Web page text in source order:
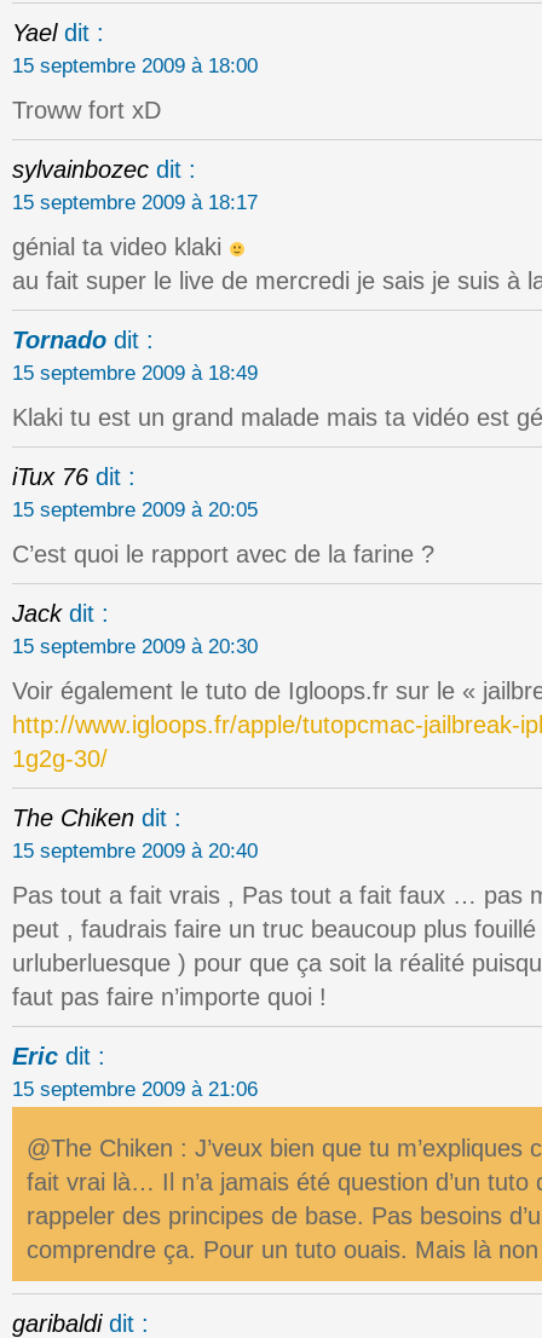
Yael dit :
15 septembre 2009 à 18:00
Troww fort xD
sylvainbozec dit :
15 septembre 2009 à 18:17
génial ta video klaki
au fait super le live de mercredi je sais je suis à
Tornado dit :
15 septembre 2009 à 18:49
Klaki tu est un grand malade mais ta vidéo est
iTux 76 dit :
15 septembre 2009 à 20:05
C’est quoi le rapport avec de la farine ?
Jack dit :
15 septembre 2009 à 20:30
Voir également le tuto de Igloops.fr sur le «
http://www.igloops.fr/apple/tutopcmac-jailbreak-
1g2g-30/
The Chiken dit :
15 septembre 2009 à 20:40
Pas tout a fait vrais , Pas tout a fait faux … pas
peut , faudrais faire un truc beaucoup plus
urluberluesque ) pour que ça soit la réalité
faut pas faire n’importe quoi !
Eric dit :
15 septembre 2009 à 21:06
@The Chiken : J’veux bien que tu m’expliques
fait vrai là… Il n’a jamais été question d’un tuto
rappeler des principes de base. Pas besoins
comprendre ça. Pour un tuto ouais. Mais là
garibaldi dit :